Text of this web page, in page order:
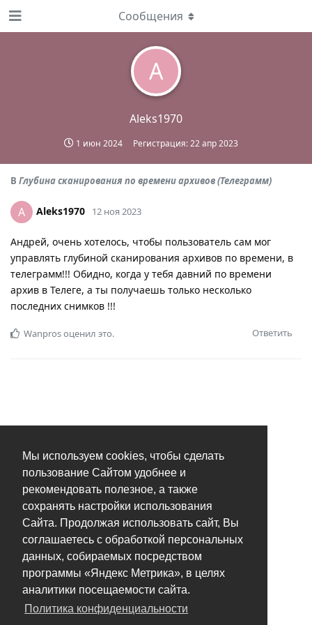
Мы используем cookies, чтобы сделать
пользование Сайтом удобнее и
рекомендовать полезное, а также
сохранять настройки использования
Сайта. Продолжая использовать сайт, Вы
соглашаетесь с обработкой персональных
данных, собираемых посредством
программы «Яндекс Метрика», в целях
аналитики посещаемости сайта.
Политика конфиденциальности
A
Aleks1970
1 июн 2024 Регистрация:22 апр 2023
Сообщения
В Глубина сканирования по времени архивов (Телеграмм)
A Aleks1970 12 ноя 2023
Андрей, очень хотелось, чтобы пользователь сам мог
управлять глубиной сканирования архивов по времени, в
телеграмм!!! Обидно, когда у тебя давний по времени
архив в Телеге, а ты получаешь только несколько
последних снимков !!!
Ответить
Wanprosоценил это.